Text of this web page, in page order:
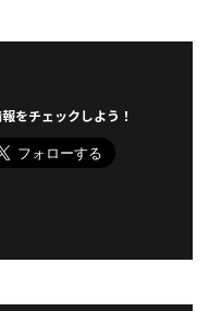
をチェックしよう！